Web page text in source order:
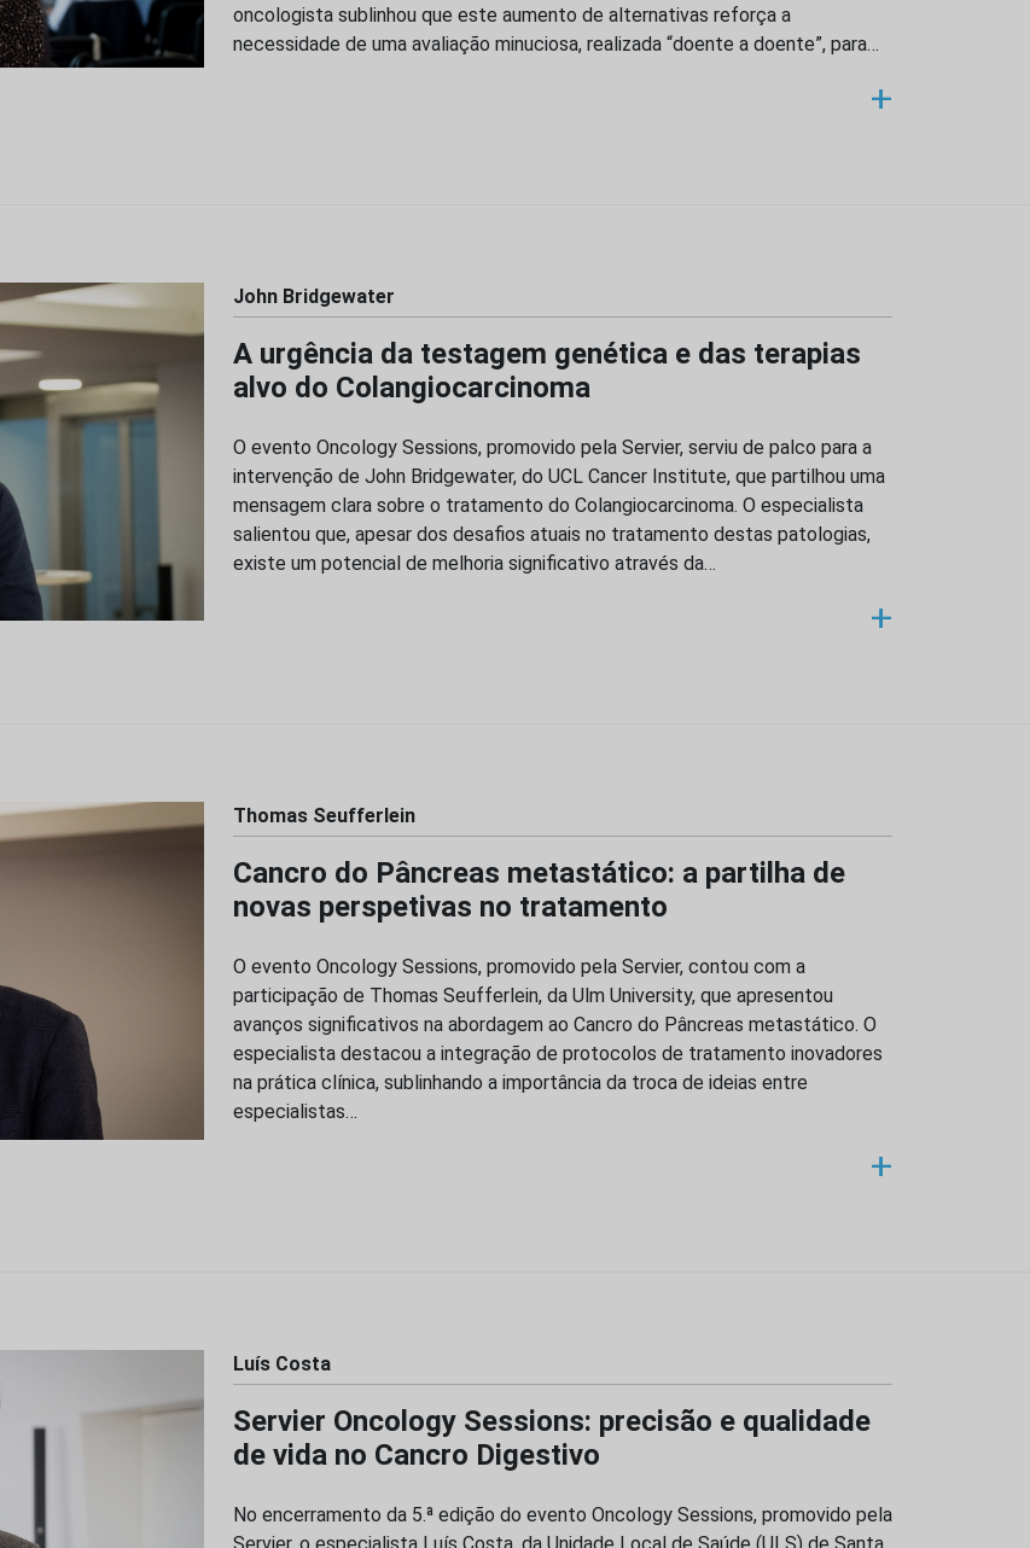
oncologista sublinhou que este aumento de alternativas reforça a
necessidade de uma avaliação minuciosa, realizada “doente a doente”, para…
+
John Bridgewater
A urgência da testagem genética e das terapias
alvo do Colangiocarcinoma
O evento Oncology Sessions, promovido pela Servier, serviu de palco para a
intervenção de John Bridgewater, do UCL Cancer Institute, que partilhou uma
mensagem clara sobre o tratamento do Colangiocarcinoma. O especialista
salientou que, apesar dos desafios atuais no tratamento destas patologias,
existe um potencial de melhoria significativo através da…
+
Thomas Seufferlein
Cancro do Pâncreas metastático: a partilha de
novas perspetivas no tratamento
O evento Oncology Sessions, promovido pela Servier, contou com a
participação de Thomas Seufferlein, da Ulm University, que apresentou
avanços significativos na abordagem ao Cancro do Pâncreas metastático. O
especialista destacou a integração de protocolos de tratamento inovadores
na prática clínica, sublinhando a importância da troca de ideias entre
especialistas…
+
Luís Costa
Servier Oncology Sessions: precisão e qualidade
de vida no Cancro Digestivo
No encerramento da 5.ª edição do evento Oncology Sessions, promovido pela